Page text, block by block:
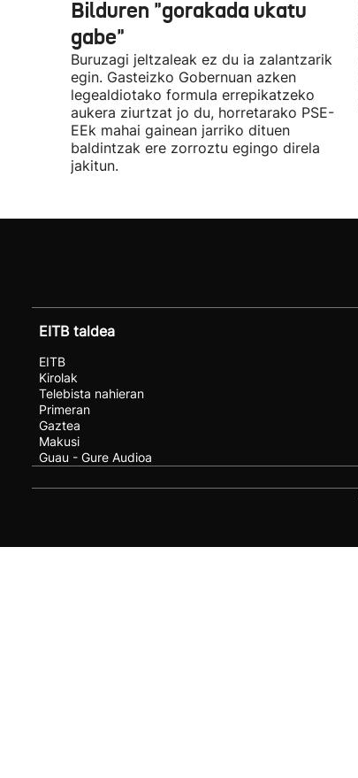
Bilduren "gorakada ukatu
gabe"
Buruzagi jeltzaleak ez du ia zalantzarik
egin. Gasteizko Gobernuan azken
legealdiotako formula errepikatzeko
aukera ziurtzat jo du, horretarako PSE-
EEk mahai gainean jarriko dituen
baldintzak ere zorroztu egingo direla
jakitun.
EITB taldea
EITB
Kirolak
Telebista nahieran
Primeran
Gaztea
Makusi
Guau - Gure Audioa